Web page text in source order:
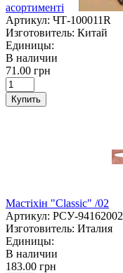
асортименті
Артикул: ЧТ-100011R
Изготовитель: Китай
Единицы:
В наличии
71.00 грн
Купить
Мастіхін "Classic" /02
Артикул: РСУ-94162002
Изготовитель: Италия
Единицы:
В наличии
183.00 грн